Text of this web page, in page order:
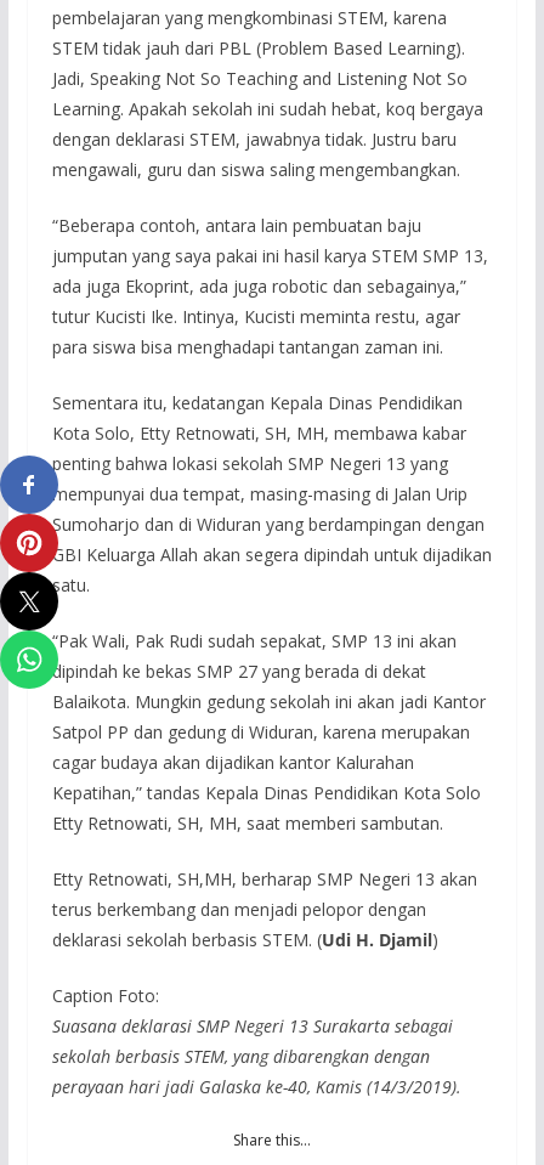
pembelajaran yang mengkombinasi STEM, karena
STEM tidak jauh dari PBL (Problem Based Learning).
Jadi, Speaking Not So Teaching and Listening Not So
Learning. Apakah sekolah ini sudah hebat, koq bergaya
dengan deklarasi STEM, jawabnya tidak. Justru baru
mengawali, guru dan siswa saling mengembangkan.
“Beberapa contoh, antara lain pembuatan baju
jumputan yang saya pakai ini hasil karya STEM SMP 13,
ada juga Ekoprint, ada juga robotic dan sebagainya,”
tutur Kucisti Ike. Intinya, Kucisti meminta restu, agar
para siswa bisa menghadapi tantangan zaman ini.
Sementara itu, kedatangan Kepala Dinas Pendidikan
Kota Solo, Etty Retnowati, SH, MH, membawa kabar
penting bahwa lokasi sekolah SMP Negeri 13 yang
mempunyai dua tempat, masing-masing di Jalan Urip
Sumoharjo dan di Widuran yang berdampingan dengan
GBI Keluarga Allah akan segera dipindah untuk dijadikan
satu.
“Pak Wali, Pak Rudi sudah sepakat, SMP 13 ini akan
dipindah ke bekas SMP 27 yang berada di dekat
Balaikota. Mungkin gedung sekolah ini akan jadi Kantor
Satpol PP dan gedung di Widuran, karena merupakan
cagar budaya akan dijadikan kantor Kalurahan
Kepatihan,” tandas Kepala Dinas Pendidikan Kota Solo
Etty Retnowati, SH, MH, saat memberi sambutan.
Etty Retnowati, SH,MH, berharap SMP Negeri 13 akan
terus berkembang dan menjadi pelopor dengan
deklarasi sekolah berbasis STEM. (Udi H. Djamil)
Caption Foto:
Suasana deklarasi SMP Negeri 13 Surakarta sebagai
sekolah berbasis STEM, yang dibarengkan dengan
perayaan hari jadi Galaska ke-40, Kamis (14/3/2019).
Share this…